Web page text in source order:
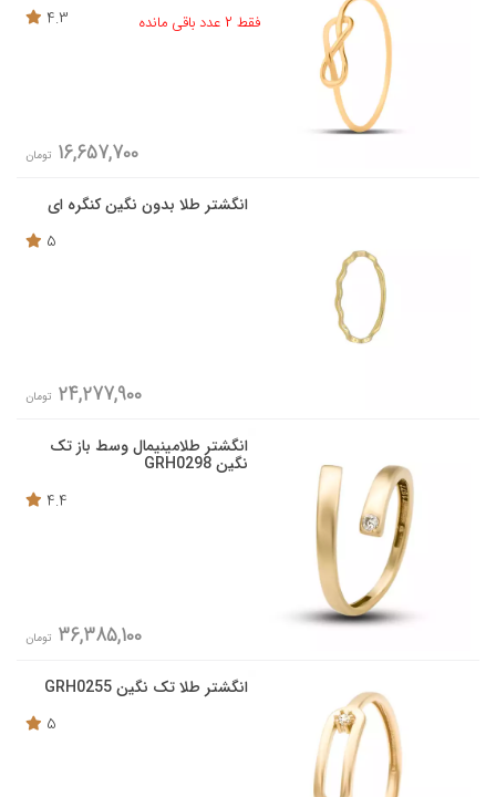
فقط 2 عدد باقی مانده
4.3
16,657,700 تومان
انگشتر طلا بدون نگین کنگره ای
5
24,277,900 تومان
انگشتر طلامینیمال وسط باز تک
نگین GRH0298
4.4
36,385,100 تومان
انگشتر طلا تک نگین GRH0255
5